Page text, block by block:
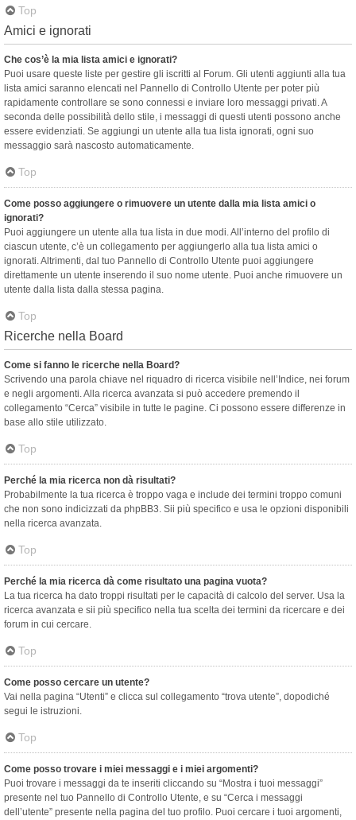
Top
Amici e ignorati
Che cos’è la mia lista amici e ignorati?
Puoi usare queste liste per gestire gli iscritti al Forum. Gli utenti aggiunti alla tua
lista amici saranno elencati nel Pannello di Controllo Utente per poter più
rapidamente controllare se sono connessi e inviare loro messaggi privati. A
seconda delle possibilità dello stile, i messaggi di questi utenti possono anche
essere evidenziati. Se aggiungi un utente alla tua lista ignorati, ogni suo
messaggio sarà nascosto automaticamente.
Top
Come posso aggiungere o rimuovere un utente dalla mia lista amici o
ignorati?
Puoi aggiungere un utente alla tua lista in due modi. All’interno del profilo di
ciascun utente, c’è un collegamento per aggiungerlo alla tua lista amici o
ignorati. Altrimenti, dal tuo Pannello di Controllo Utente puoi aggiungere
direttamente un utente inserendo il suo nome utente. Puoi anche rimuovere un
utente dalla lista dalla stessa pagina.
Top
Ricerche nella Board
Come si fanno le ricerche nella Board?
Scrivendo una parola chiave nel riquadro di ricerca visibile nell’Indice, nei forum
e negli argomenti. Alla ricerca avanzata si può accedere premendo il
collegamento “Cerca” visibile in tutte le pagine. Ci possono essere differenze in
base allo stile utilizzato.
Top
Perché la mia ricerca non dà risultati?
Probabilmente la tua ricerca è troppo vaga e include dei termini troppo comuni
che non sono indicizzati da phpBB3. Sii più specifico e usa le opzioni disponibili
nella ricerca avanzata.
Top
Perché la mia ricerca dà come risultato una pagina vuota?
La tua ricerca ha dato troppi risultati per le capacità di calcolo del server. Usa la
ricerca avanzata e sii più specifico nella tua scelta dei termini da ricercare e dei
forum in cui cercare.
Top
Come posso cercare un utente?
Vai nella pagina “Utenti” e clicca sul collegamento “trova utente”, dopodiché
segui le istruzioni.
Top
Come posso trovare i miei messaggi e i miei argomenti?
Puoi trovare i messaggi da te inseriti cliccando su “Mostra i tuoi messaggi”
presente nel tuo Pannello di Controllo Utente, e su “Cerca i messaggi
dell’utente” presente nella pagina del tuo profilo. Puoi cercare i tuoi argomenti,